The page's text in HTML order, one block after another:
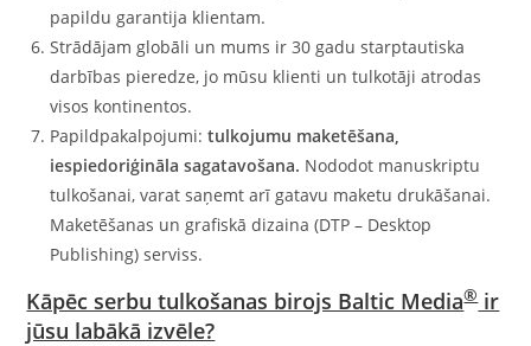
papildu garantija klientam.
Strādājam globāli un mums ir 30 gadu starptautiska
darbības pieredze, jo mūsu klienti un tulkotāji atrodas
visos kontinentos.
Papildpakalpojumi:tulkojumu maketēšana,
iespiedoriģināla sagatavošana. Nododot manuskriptu
tulkošanai, varat saņemt arī gatavu maketu drukāšanai.
Maketēšanas un grafiskā dizaina (DTP – Desktop
Publishing) serviss.
Kāpēc serbu tulkošanas birojs Baltic Media®ir
jūsu labākā izvēle?